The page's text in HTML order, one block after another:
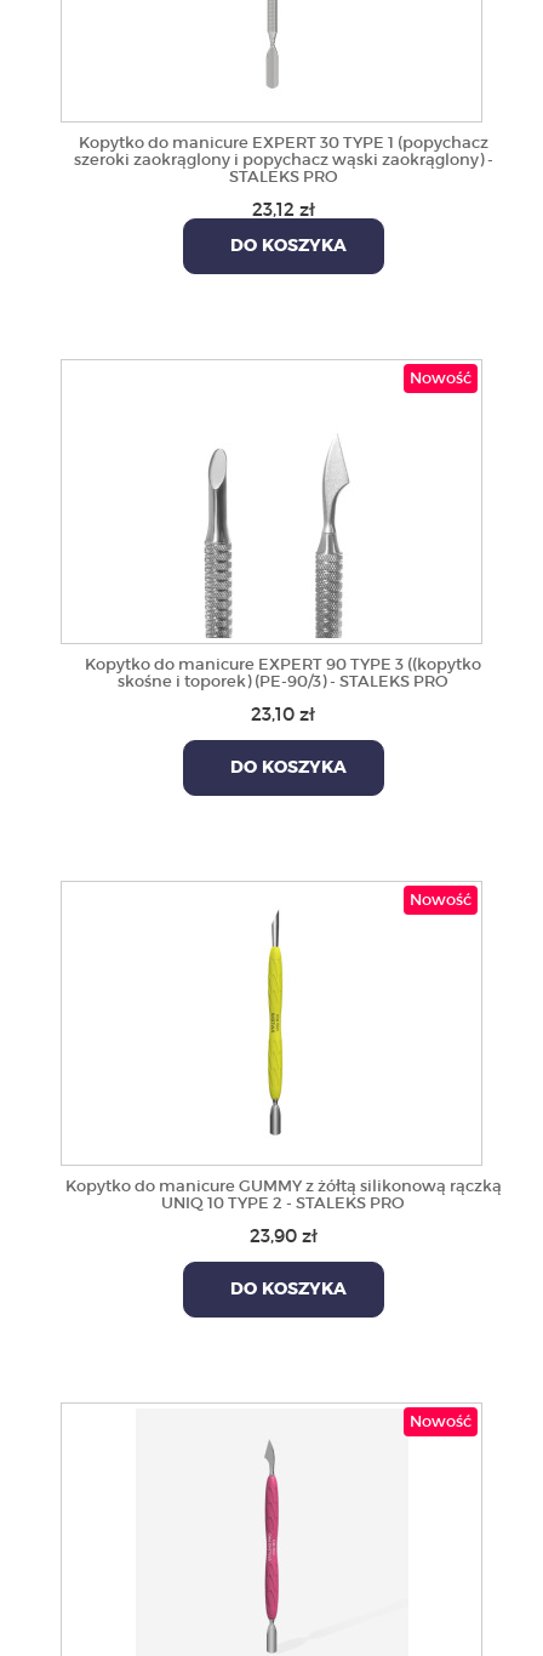
Kopytko do manicure EXPERT 30 TYPE 1 (popychacz
szeroki zaokrąglony i popychacz wąski zaokrąglony) -
STALEKS PRO
23,12 zł
DO KOSZYKA
Nowość
Kopytko do manicure EXPERT 90 TYPE 3 ((kopytko
skośne i toporek) (PE-90/3) - STALEKS PRO
23,10 zł
DO KOSZYKA
Nowość
Kopytko do manicure GUMMY z żółtą silikonową rączką
UNIQ 10 TYPE 2 - STALEKS PRO
23,90 zł
DO KOSZYKA
Nowość